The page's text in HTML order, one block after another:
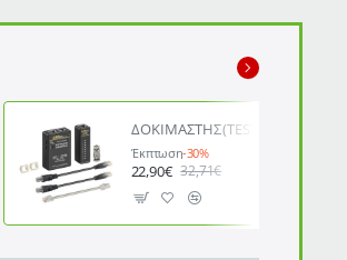
Έκπτωση-30%
22,90€ 32,71€